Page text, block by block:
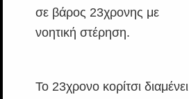
σε βάρος 23χρονης με
νοητική στέρηση.
Το 23χρονο κορίτσι διαμένει